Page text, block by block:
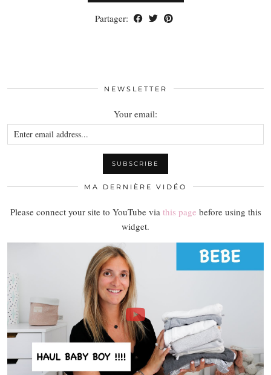
Partager:
NEWSLETTER
Your email:
MA DERNIÈRE VIDÉO
Please connect your site to YouTube via this page before using this
widget.